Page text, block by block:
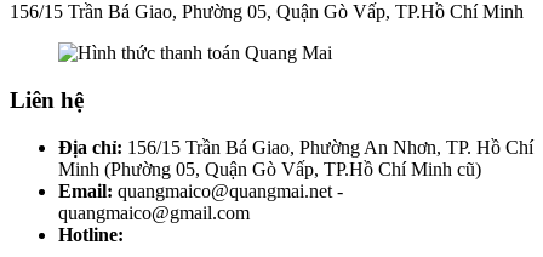
156/15 Trần Bá Giao, Phường 05, Quận Gò Vấp, TP.Hồ Chí Minh
Liên hệ
Địa chỉ: 156/15 Trần Bá Giao, Phường An Nhơn, TP. Hồ Chí
Minh (Phường 05, Quận Gò Vấp, TP.Hồ Chí Minh cũ)
Email: quangmaico@quangmai.net -
quangmaico@gmail.com
Hotline: